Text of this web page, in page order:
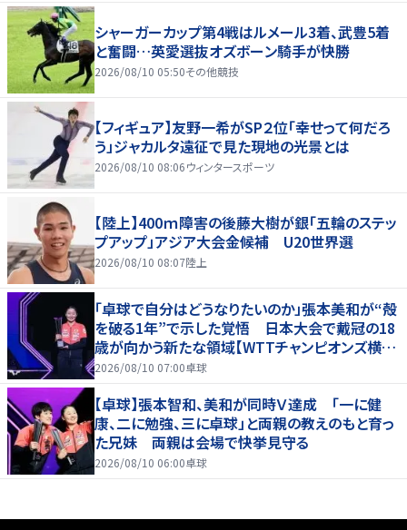
シャーガーカップ第4戦はルメール3着、武豊5着
と奮闘…英愛選抜オズボーン騎手が快勝
2026/08/10 05:50その他競技
【フィギュア】友野一希がSP２位「幸せって何だろ
う」ジャカルタ遠征で見た現地の光景とは
2026/08/10 08:06ウィンタースポーツ
【陸上】400ｍ障害の後藤大樹が銀「五輪のステッ
プアップ」アジア大会金候補 U20世界選
2026/08/10 08:07陸上
「卓球で自分はどうなりたいのか」張本美和が“殻
を破る1年”で示した覚悟 日本大会で戴冠の18
歳が向かう新たな領域【WTTチャンピオンズ横浜
2026】
2026/08/10 07:00卓球
【卓球】張本智和、美和が同時Ｖ達成 「一に健
康、二に勉強、三に卓球」と両親の教えのもと育っ
た兄妹 両親は会場で快挙見守る
2026/08/10 06:00卓球